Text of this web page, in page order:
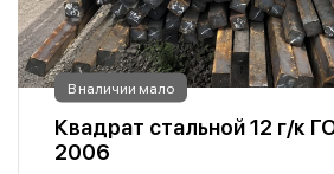
В наличии мало
Квадрат стальной 12 г/к
2006